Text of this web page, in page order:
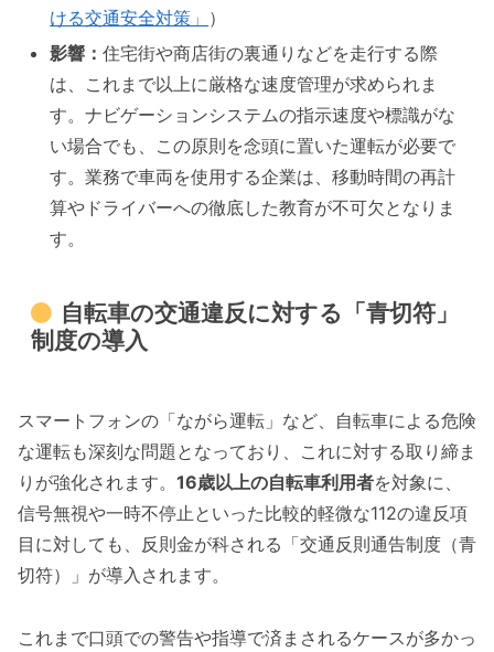
ける交通安全対策」 ）
影響：住宅街や商店街の裏通りなどを走行する際
は、これまで以上に厳格な速度管理が求められま
す。ナビゲーションシステムの指示速度や標識がな
い場合でも、この原則を念頭に置いた運転が必要で
す。業務で車両を使用する企業は、移動時間の再計
算やドライバーへの徹底した教育が不可欠となりま
す。
自転車の交通違反に対する「青切符」
制度の導入
スマートフォンの「ながら運転」など、自転車による危険
な運転も深刻な問題となっており、これに対する取り締ま
りが強化されます。 16歳以上の自転車利用者を対象に、
信号無視や一時不停止といった比較的軽微な112の違反項
目に対しても、反則金が科される「交通反則通告制度（青
切符）」が導入されます。
これまで口頭での警告や指導で済まされるケースが多かっ